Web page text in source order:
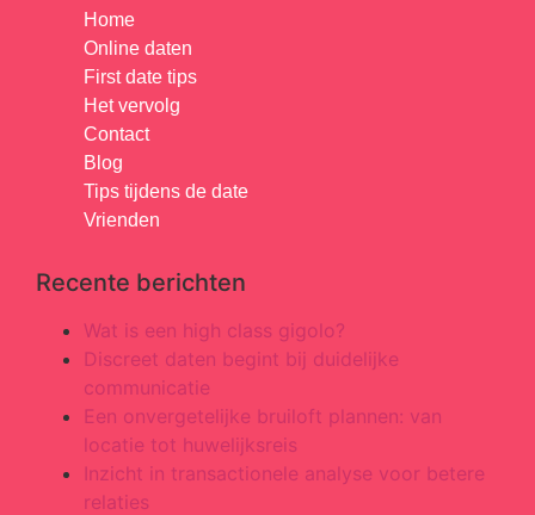
Home
Online daten
First date tips
Het vervolg
Contact
Blog
Tips tijdens de date
Vrienden
Recente berichten
Wat is een high class gigolo?
Discreet daten begint bij duidelijke
communicatie
Een onvergetelijke bruiloft plannen: van
locatie tot huwelijksreis
Inzicht in transactionele analyse voor betere
relaties